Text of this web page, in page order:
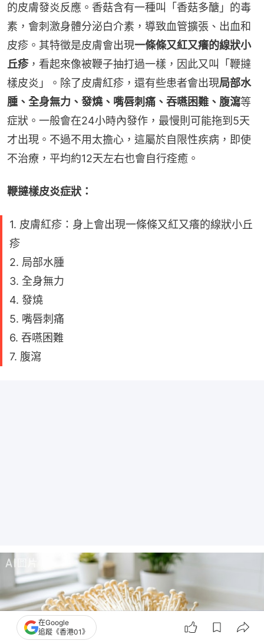
的皮膚發炎反應。香菇含有一種叫「香菇多醣」的毒
素，會刺激身體分泌白介素，導致血管擴張、出血和
皮疹。其特徵是皮膚會出現一條條又紅又癢的線狀小
丘疹，看起來像被鞭子抽打過一樣，因此又叫「鞭撻
樣皮炎」。除了皮膚紅疹，還有些患者會出現局部水
腫、全身無力、發燒、嘴唇刺痛、吞嚥困難、腹瀉等
症狀。一般會在24小時內發作，最慢則可能拖到5天
才出現。不過不用太擔心，這屬於自限性疾病，即使
不治療，平均約12天左右也會自行痊癒。
鞭撻樣皮炎症狀：
1. 皮膚紅疹：身上會出現一條條又紅又癢的線狀小丘
疹
2. 局部水腫
3. 全身無力
4. 發燒
5. 嘴唇刺痛
6. 吞嚥困難
7. 腹瀉
在Google
追蹤《香港01》